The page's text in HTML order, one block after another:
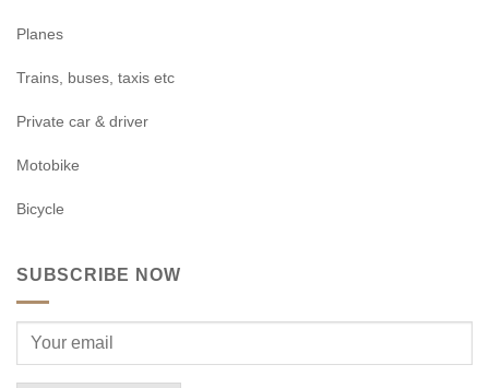
Planes
Trains, buses, taxis etc
Private car & driver
Motobike
Bicycle
SUBSCRIBE NOW